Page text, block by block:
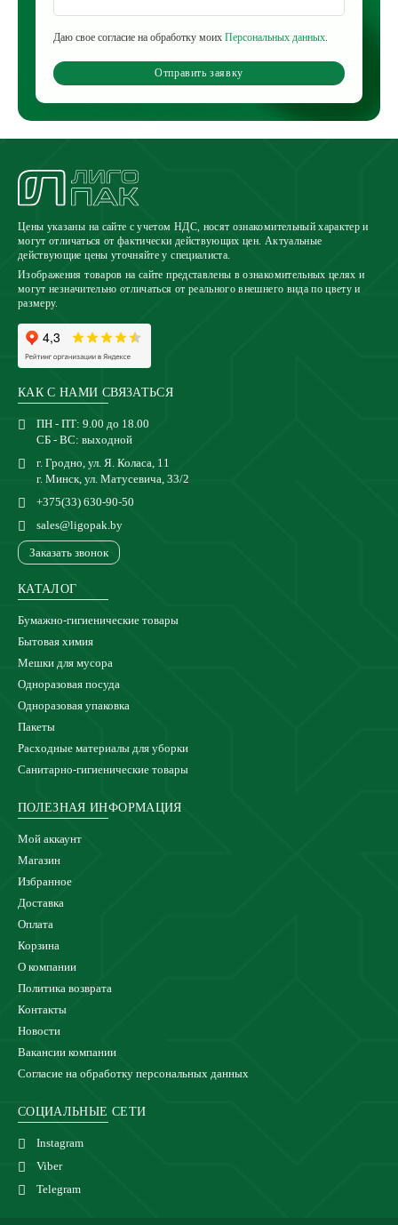
Даю свое согласие на обработку моих Персональных данных.
Отправить заявку
Цены указаны на сайте с учетом НДС, носят ознакомительный характер и
могут отличаться от фактически действующих цен. Актуальные
действующие цены уточняйте у специалиста.
Изображения товаров на сайте представлены в ознакомительных целях и
могут незначительно отличаться от реального внешнего вида по цвету и
размеру.
КАК С НАМИ СВЯЗАТЬСЯ
ПН - ПТ: 9.00 до 18.00
СБ - ВС: выходной
г. Гродно, ул. Я. Коласа, 11
г. Минск, ул. Матусевича, 33/2
+375(33) 630-90-50
sales@ligopak.by
Заказать звонок
КАТАЛОГ
Бумажно-гигиенические товары
Бытовая химия
Мешки для мусора
Одноразовая посуда
Одноразовая упаковка
Пакеты
Расходные материалы для уборки
Санитарно-гигиенические товары
ПОЛЕЗНАЯ ИНФОРМАЦИЯ
Мой аккаунт
Магазин
Избранное
Доставка
Оплата
Корзина
О компании
Политика возврата
Контакты
Новости
Вакансии компании
Согласие на обработку персональных данных
СОЦИАЛЬНЫЕ СЕТИ
Instagram
Viber
Telegram